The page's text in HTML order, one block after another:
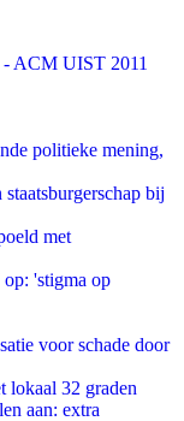
ACM UIST 2011
politieke mening,
bij
met
'stigma op
voor schade door
lokaal 32 graden
aan: extra